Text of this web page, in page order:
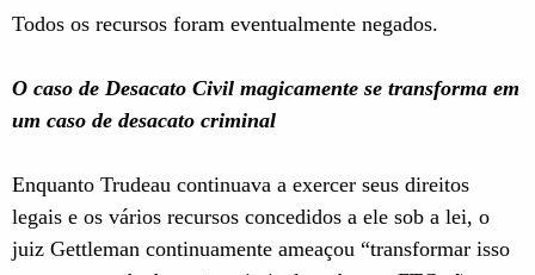
Todos os recursos foram eventualmente negados.
O caso de Desacato Civil magicamente se transforma em
um caso de desacato criminal
Enquanto Trudeau continuava a exercer seus direitos
legais e os vários recursos concedidos a ele sob a lei, o
juiz Gettleman continuamente ameaçou “transformar isso